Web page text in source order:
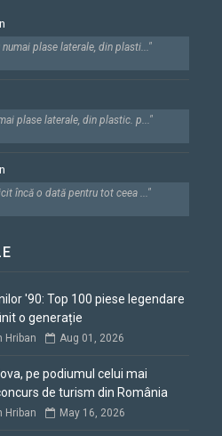
plase laterale, din plasti..."
plase laterale, din plastic. p..."
încă o dată pentru tot ceea ..."
'90: Top 100 piese legendare
o generație
Hriban Aug 01, 2026
pe podiumul celui mai
de turism din România
Hriban May 16, 2026